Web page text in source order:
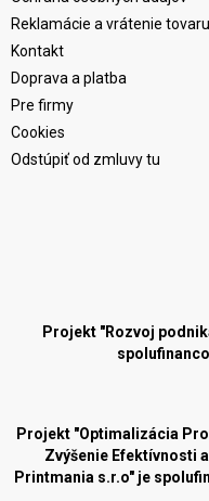
Reklamácie a vrátenie tovaru
Kontakt
Doprava a platba
Pre firmy
Cookies
Odstúpiť od zmluvy tu
Projekt "Rozvoj
Projekt "Optimalizácia
Zvýšenie Efektívnosti
Printmania s.r.o" je